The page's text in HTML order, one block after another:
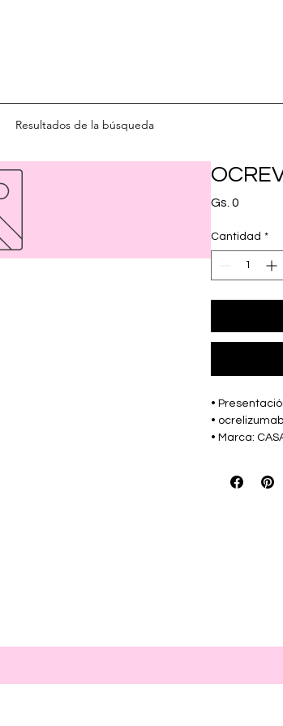
Resultados de la búsqueda
Gs. 0
Cantidad *
•
•
• Marca: